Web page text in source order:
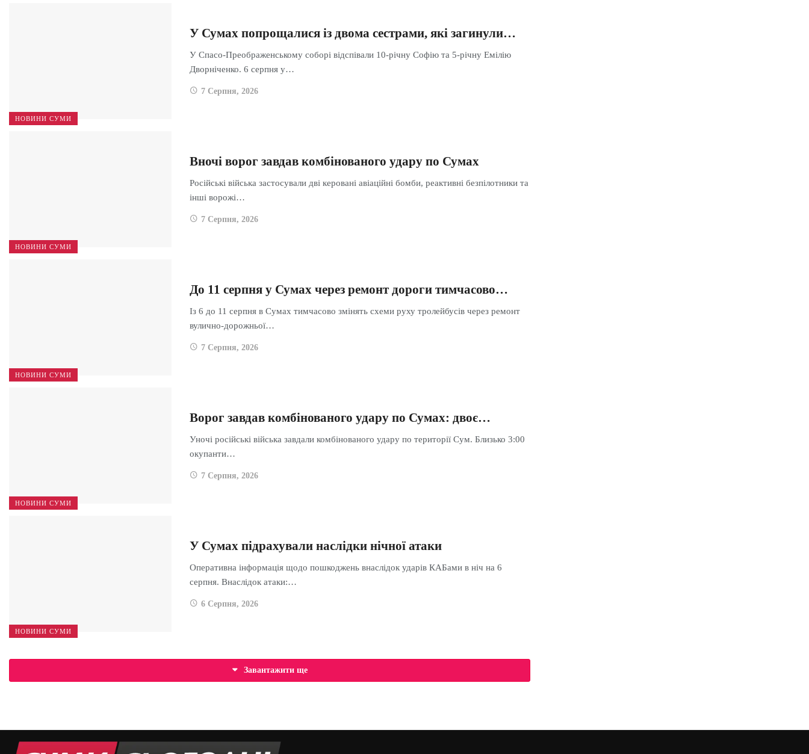
НОВИНИ СУМИ
У Сумах попрощалися із двома сестрами, які загинули…
У Спасо-Преображенському соборі відспівали 10-річну Софію та 5-річну Емілію
Дворніченко. 6 серпня у…
7 Серпня, 2026
НОВИНИ СУМИ
Вночі ворог завдав комбінованого удару по Сумах
Російські війська застосували дві керовані авіаційні бомби, реактивні безпілотники та
інші ворожі…
7 Серпня, 2026
НОВИНИ СУМИ
До 11 серпня у Сумах через ремонт дороги тимчасово…
Із 6 до 11 серпня в Сумах тимчасово змінять схеми руху тролейбусів через ремонт
вулично-дорожньої…
7 Серпня, 2026
НОВИНИ СУМИ
Ворог завдав комбінованого удару по Сумах: двоє…
Уночі російські війська завдали комбінованого удару по території Сум. Близько 3:00
окупанти…
7 Серпня, 2026
НОВИНИ СУМИ
У Сумах підрахували наслідки нічної атаки
Оперативна інформація щодо пошкоджень внаслідок ударів КАБами в ніч на 6
серпня. Внаслідок атаки:…
6 Серпня, 2026
Завантажити ще